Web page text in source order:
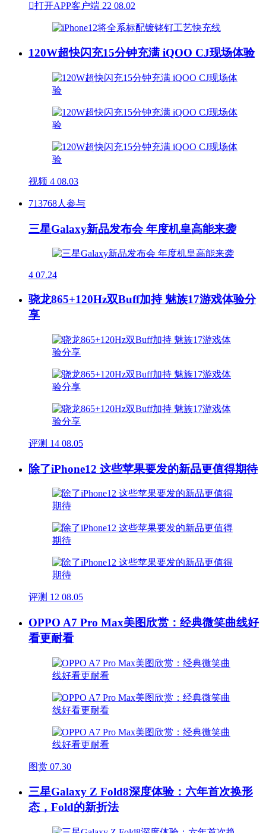
打开APP客户端 22 08.02
120W超快闪充15分钟充满 iQOO CJ现场体验
视频 4 08.03
713768人参与
三星Galaxy新品发布会 年度机皇高能来袭
4 07.24
骁龙865+120Hz双Buff加持 魅族17游戏体验分
享
评测 14 08.05
除了iPhone12 这些苹果要发的新品更值得期待
评测 12 08.05
OPPO A7 Pro Max美图欣赏：经典微笑曲线好
看更耐看
图赏 07.30
三星Galaxy Z Fold8深度体验：六年首次换形
态，Fold的新折法